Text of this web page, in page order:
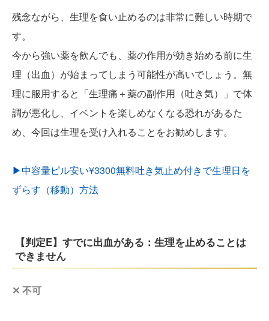
残念ながら、生理を食い止めるのは非常に難しい時期で
す。
今から強い薬を飲んでも、薬の作用が効き始める前に生
理（出血）が始まってしまう可能性が高いでしょう。無
理に服用すると「生理痛＋薬の副作用（吐き気）」で体
調が悪化し、イベントを楽しめなくなる恐れがあるた
め、今回は生理を受け入れることをお勧めします。
▶︎中容量ピル安い¥3300無料吐き気止め付きで生理日を
ずらす（移動）方法
【判定E】すでに出血がある：生理を止めることは
できません
✕ 不可